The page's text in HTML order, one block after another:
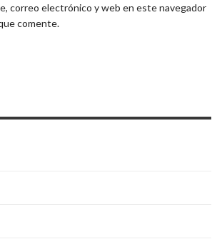
correo electrónico y web en este navegador
comente.